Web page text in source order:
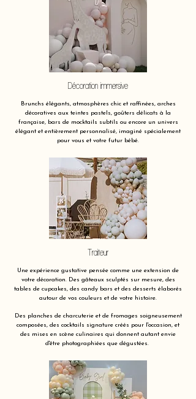
Décoration immersive
Brunchs élégants, atmosphères chic et raffinées, arches
décoratives aux teintes pastels, goûters délicats à la
française, bars de mocktails subtils ou encore un univers
élégant et entièrement personnalisé, imaginé spécialement
pour vous et votre futur bébé.
Traiteur
Une expérience gustative pensée comme une extension de
votre décoration. Des gâteaux sculptés sur mesure, des
tables de cupcakes, des candy bars et des desserts élaborés
autour de vos couleurs et de votre histoire.
Des planches de charcuterie et de fromages soigneusement
composées, des cocktails signature créés pour l'occasion, et
des mises en scène culinaires qui donnent autant envie
d'être photographiées que dégustées.